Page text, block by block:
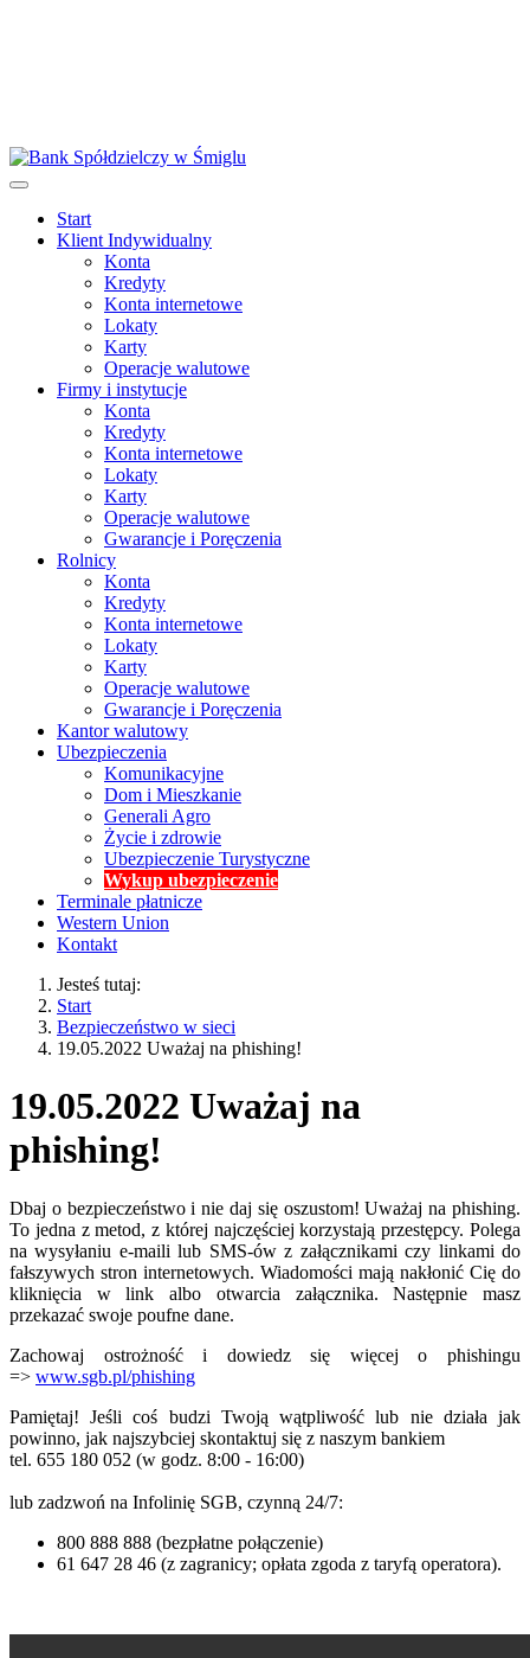
Start
Klient Indywidualny
Konta
Kredyty
Konta internetowe
Lokaty
Karty
Operacje walutowe
Firmy i instytucje
Konta
Kredyty
Konta internetowe
Lokaty
Karty
Operacje walutowe
Gwarancje i Poręczenia
Rolnicy
Konta
Kredyty
Konta internetowe
Lokaty
Karty
Operacje walutowe
Gwarancje i Poręczenia
Kantor walutowy
Ubezpieczenia
Komunikacyjne
Dom i Mieszkanie
Generali Agro
Życie i zdrowie
Ubezpieczenie Turystyczne
Wykup ubezpieczenie
Terminale płatnicze
Western Union
Kontakt
Jesteś tutaj:
Start
Bezpieczeństwo w sieci
19.05.2022 Uważaj na phishing!
19.05.2022 Uważaj na
phishing!
Dbaj o bezpieczeństwo i nie daj się oszustom! Uważaj na phishing.
To jedna z metod, z której najczęściej korzystają przestępcy. Polega
na wysyłaniu e-maili lub SMS-ów z załącznikami czy linkami do
fałszywych stron internetowych. Wiadomości mają nakłonić Cię do
kliknięcia w link albo otwarcia załącznika. Następnie masz
przekazać swoje poufne dane.
Zachowaj ostrożność i dowiedz się więcej o phishingu
=> www.sgb.pl/phishing
Pamiętaj! Jeśli coś budzi Twoją wątpliwość lub nie działa jak
powinno, jak najszybciej skontaktuj się z naszym bankiem
tel. 655 180 052 (w godz. 8:00 - 16:00)
lub zadzwoń na Infolinię SGB, czynną 24/7:
800 888 888 (bezpłatne połączenie)
61 647 28 46 (z zagranicy; opłata zgoda z taryfą operatora).